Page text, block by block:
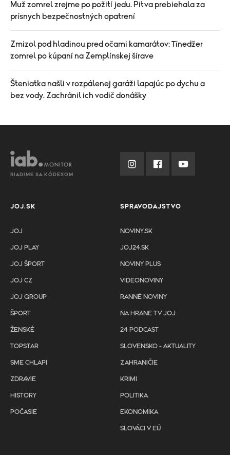
Muž zomrel zrejme po požití jedu. Pitva prebiehala za
prísnych bezpečnostných opatrení
Zmizol pod hladinou pred očami kamarátov: Tínedžer
zomrel po kúpaní na Zemplínskej šírave
Šteniatka našli v rozpálenej garáži lapajúc po dychu a
bez vody. Zachránil ich vodič donášky
RIADIME SA KÓDEXOM
JOJ.SK
JOJ
JOJ PLAY
JOJ ŠPORT
JOJ CZ
JOJ GROUP
ŠPORT
ŽENSKÉ
TOPSTAR
SME CHLAPI
ZDRAVIE
HISTORY
POČASIE
SPRAVODAJSTVO
NOVINY.SK
JOJ24.SK
NOVINY PLUS
VIDEONOVINY
RANNÉ NOVINY
NA HRANE TV JOJ
24 PODCAST
SLOVENSKO - AKTUALITY
ZAHRANIČIE
KRIMI
POLITIKA
EKONOMIKA
SLOVÁCI V EÚ